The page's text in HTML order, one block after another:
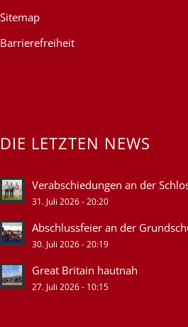
Sitemap
Barrierefreiheit
DIE LETZTEN NEWS
Verabschiedungen an der
31. Juli 2026 - 20:20
Abschlussfeier an der
30. Juli 2026 - 20:19
Great Britain hautnah
27. Juli 2026 - 10:15